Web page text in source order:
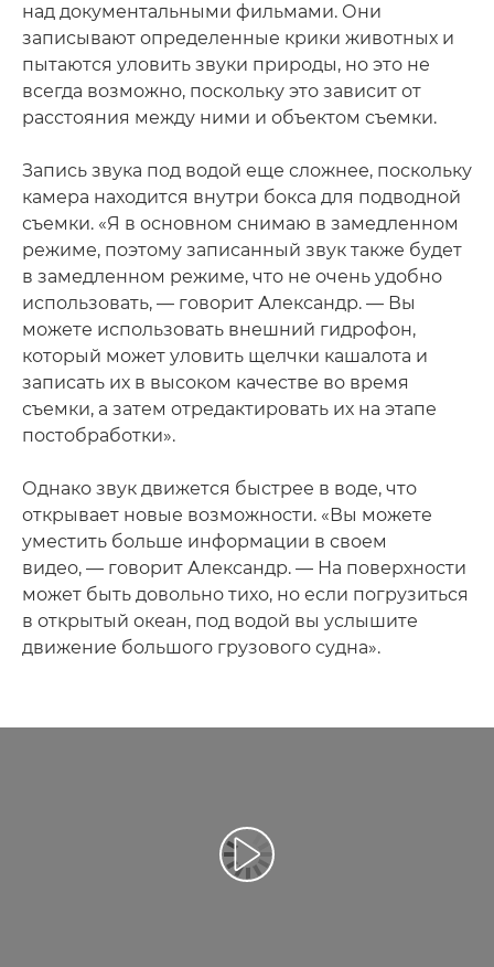
над документальными фильмами. Они
записывают определенные крики животных и
пытаются уловить звуки природы, но это не
всегда возможно, поскольку это зависит от
расстояния между ними и объектом съемки.
Запись звука под водой еще сложнее, поскольку
камера находится внутри бокса для подводной
съемки. «Я в основном снимаю в замедленном
режиме, поэтому записанный звук также будет
в замедленном режиме, что не очень удобно
использовать, — говорит Александр. — Вы
можете использовать внешний гидрофон,
который может уловить щелчки кашалота и
записать их в высоком качестве во время
съемки, а затем отредактировать их на этапе
постобработки».
Однако звук движется быстрее в воде, что
открывает новые возможности. «Вы можете
уместить больше информации в своем
видео, — говорит Александр. — На поверхности
может быть довольно тихо, но если погрузиться
в открытый океан, под водой вы услышите
движение большого грузового судна».
Воспроизведение видео